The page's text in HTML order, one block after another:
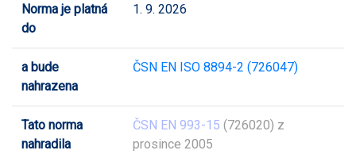
Norma je platná
do
1. 9. 2026
a bude
nahrazena
ČSN EN ISO 8894-2 (726047)
Tato norma
nahradila
ČSN EN 993-15 (726020) z
prosince 2005